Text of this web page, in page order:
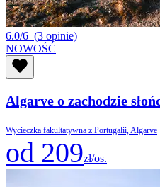
6.0/6 (3 opinie)
NOWOŚĆ
Algarve o zachodzie
Wycieczka fakultatywna z Portugalii, Algarve
od 209zł/os.